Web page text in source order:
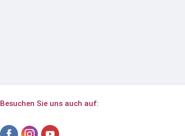
Besuchen Sie uns auch auf: